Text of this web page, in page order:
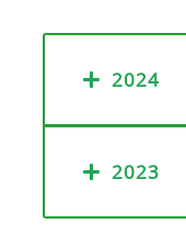
2024
2023